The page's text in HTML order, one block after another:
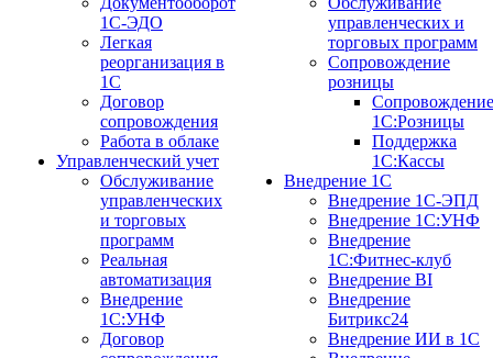
1С-ЭДО
Легкая
реорганизация в
1С
Договор
сопровождения
Работа в облаке
Управленческий учет
Обслуживание
управленческих
и торговых
программ
Реальная
автоматизация
Внедрение
1С:УНФ
Договор
управленческих и
торговых программ
Сопровождение
розницы
Сопровождение
1С:Розницы
Поддержка
1С:Кассы
Внедрение 1С
Внедрение 1С-ЭПД
Внедрение 1С:УНФ
Внедрение
1С:Фитнес-клуб
Внедрение BI
Внедрение
Битрикс24
Внедрение ИИ в 1С